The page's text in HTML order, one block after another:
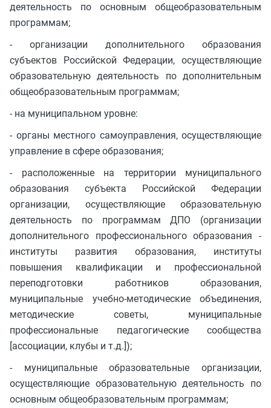
деятельность по основным общеобразовательным
программам;
- организации дополнительного образования
субъектов Российской Федерации, осуществляющие
образовательную деятельность по дополнительным
общеобразовательным программам;
- на муниципальном уровне:
- органы местного самоуправления, осуществляющие
управление в сфере образования;
- расположенные на территории муниципального
образования субъекта Российской Федерации
организации, осуществляющие образовательную
деятельность по программам ДПО (организации
дополнительного профессионального образования -
институты развития образования, институты
повышения квалификации и профессиональной
переподготовки работников образования,
муниципальные учебно-методические объединения,
методические советы, муниципальные
профессиональные педагогические сообщества
[ассоциации, клубы и т.д.]);
- муниципальные образовательные организации,
осуществляющие образовательную деятельность по
основным общеобразовательным программам;